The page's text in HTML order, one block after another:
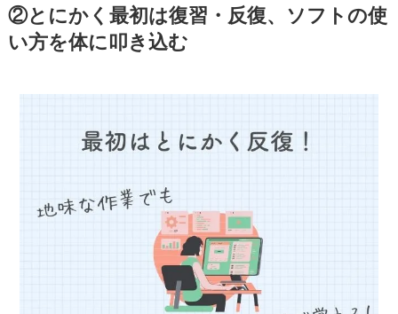
②とにかく最初は復習・反復、ソフトの使
い方を体に叩き込む